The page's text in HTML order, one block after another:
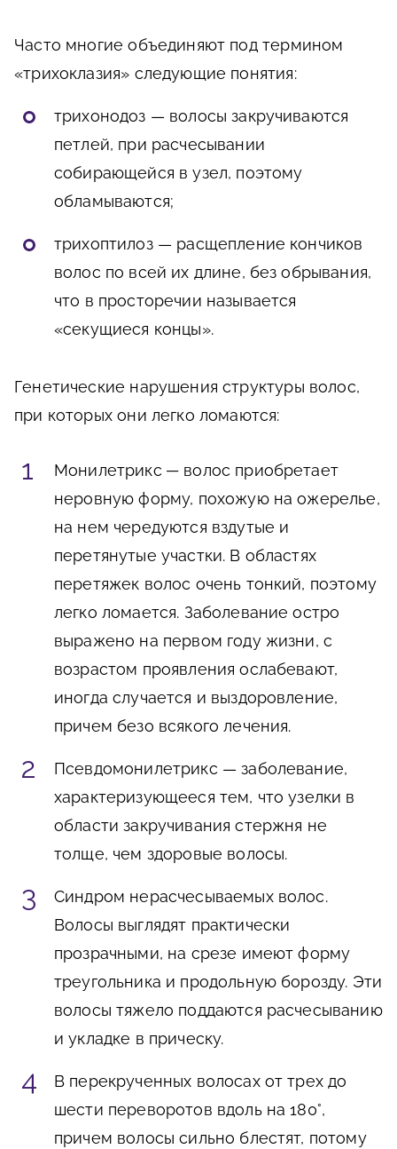
Часто многие объединяют под термином
«трихоклазия» следующие понятия:
трихонодоз — волосы закручиваются
петлей, при расчесывании
собирающейся в узел, поэтому
обламываются;
трихоптилоз — расщепление кончиков
волос по всей их длине, без обрывания,
что в просторечии называется
«секущиеся концы».
Генетические нарушения структуры волос,
при которых они легко ломаются:
Монилетрикс — волос приобретает
неровную форму, похожую на ожерелье,
на нем чередуются вздутые и
перетянутые участки. В областях
перетяжек волос очень тонкий, поэтому
легко ломается. Заболевание остро
выражено на первом году жизни, с
возрастом проявления ослабевают,
иногда случается и выздоровление,
причем безо всякого лечения.
Псевдомонилетрикс — заболевание,
характеризующееся тем, что узелки в
области закручивания стержня не
толще, чем здоровые волосы.
Синдром нерасчесываемых волос.
Волосы выглядят практически
прозрачными, на срезе имеют форму
треугольника и продольную борозду. Эти
волосы тяжело поддаются расчесыванию
и укладке в прическу.
В перекрученных волосах от трех до
шести переворотов вдоль на 180°,
причем волосы сильно блестят, потому